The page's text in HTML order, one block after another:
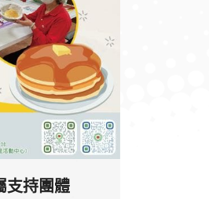
支持團體